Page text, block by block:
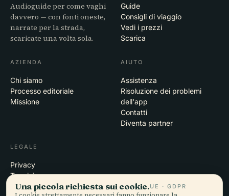
Audioguide per come vaghi
davvero — con fonti oneste,
narrate per la strada,
scaricate una volta sola.
Guide
Consigli di viaggio
Vedi i prezzi
Scarica
AZIENDA
Chi siamo
Processo editoriale
Missione
AIUTO
Assistenza
Risoluzione dei problemi
dell'app
Contatti
Diventa partner
LEGALE
Privacy
Termini
Impostazioni cookie
Una piccola richiesta sui cookie.UE · GDPR